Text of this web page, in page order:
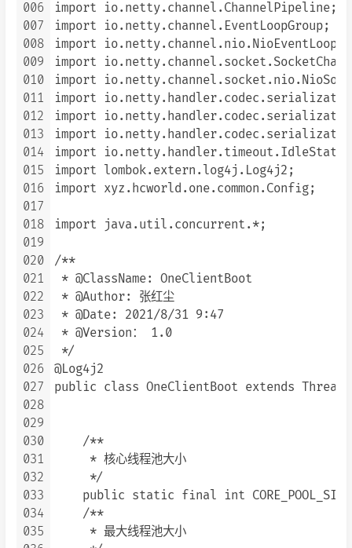
006
007
008
009
010
011
012
013
014
015
016
017
018
019
020
021
022
023
024
025
026
027
028
029
030
031
032
033
034
035
import io.netty.channel.ChannelPipeline;
import io.netty.channel.EventLoopGroup;
import
import
import
import
import
import
import
import lombok.extern.log4j.Log4j2;
import xyz.hcworld.one.common.Config;
import java.util.concurrent.*;
/**
* @ClassName: OneClientBoot
* @Author: 张红尘
* @Date: 2021/8/31 9:47
* @Version： 1.0
*/
@Log4j2
public class OneClientBoot extends Thread
    /**
     * 核心线程池大小
     */
public static final int
    /**
     * 最大线程池大小